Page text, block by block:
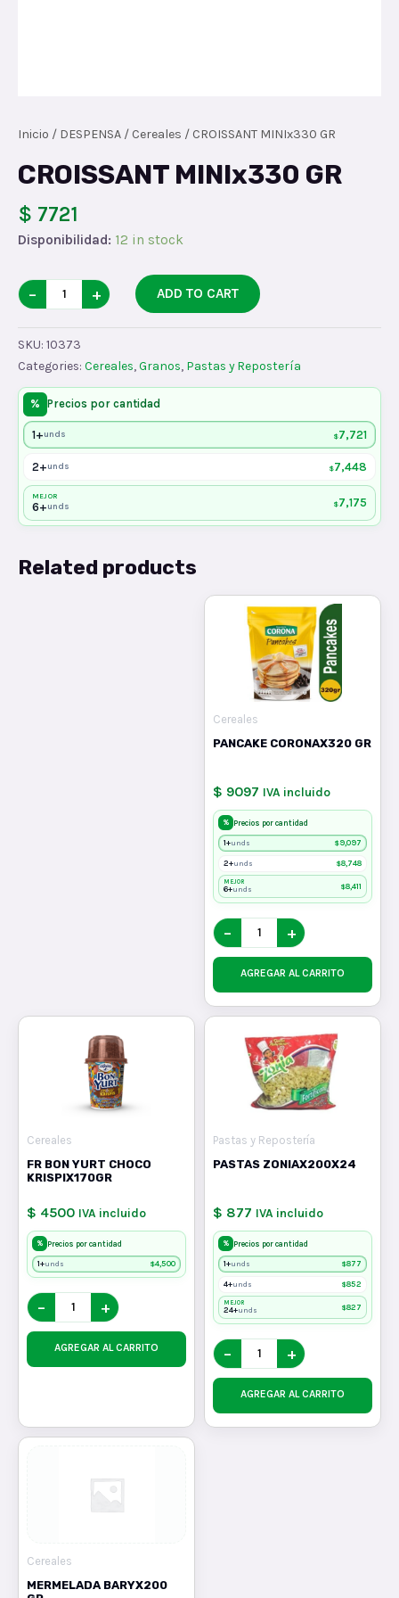
Inicio / DESPENSA / Cereales / CROISSANT MINIx330 GR
CROISSANT MINIx330 GR
$ 7721
Disponibilidad: 12 in stock
CROISSANT
MINIx330
GR
quantity
− + ADD TO CART
SKU: 10373
Categories: Cereales,Granos, Pastas y Repostería
% Precios por cantidad
1+unds $7,721
2+unds $7,448
MEJOR
6+unds $7,175
Related products
Cereales
PANCAKE CORONAX320 GR
$ 9097 IVA incluido
% Precios por cantidad
1+unds $9,097
2+unds $8,748
MEJOR
6+unds $8,411
− +
AGREGAR AL CARRITO
Cereales
FR BON YURT CHOCO
KRISPIX170GR
$ 4500 IVA incluido
% Precios por cantidad
1+unds $4,500
− +
AGREGAR AL CARRITO
Pastas y Repostería
PASTAS ZONIAX200X24
$ 877 IVA incluido
% Precios por cantidad
1+unds $877
4+unds $852
MEJOR
24+unds $827
− +
AGREGAR AL CARRITO
Cereales
MERMELADA BARYX200